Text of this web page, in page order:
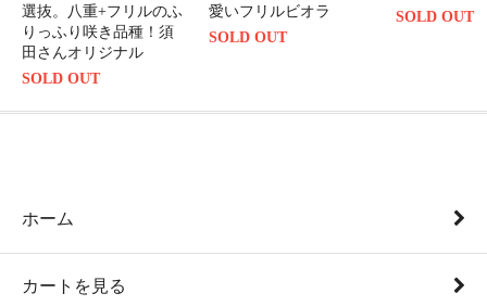
選抜。八重+フリルのふ
りっふり咲き品種！須
田さんオリジナル
SOLD OUT
愛いフリルビオラ
SOLD OUT
SOLD OUT
ホーム
カートを見る